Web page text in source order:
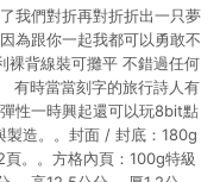
我們對折再對折折出一只夢
為跟你一起我都可以勇敢不
背線裝可攤平 不錯過任何
有時當當刻字的旅行詩人有
性一時興起還可以玩8bit點
製造。。封面 / 封底：180g
。。方格內頁：100g特級